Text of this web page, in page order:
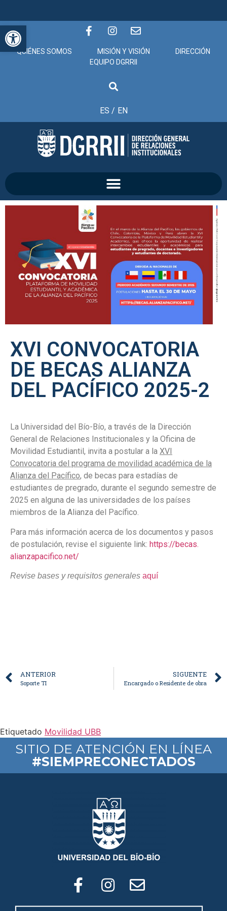
Abrir barra de herramientas
QUIÉNES SOMOS MISIÓN Y VISIÓN
DIRECCIÓN
EQUIPO DGRRII
ES / EN
XVI CONVOCATORIA
DE BECAS ALIANZA
DEL PACÍFICO 2025-2
La Universidad del Bío-Bío, a través de la Dirección
General de Relaciones Institucionales y la Oficina de
Movilidad Estudiantil, invita a postular a la XVI
Convocatoria del programa de movilidad académica de la
Alianza del Pacífico, de becas para estadías de
estudiantes de pregrado, durante el segundo semestre de
2025 en alguna de las universidades de los países
miembros de la Alianza del Pacífico.
Para más información acerca de los documentos y pasos
de postulación, revise el siguiente link: https://becas.
alianzapacifico.net/
Revise bases y requisitos generales aquí
ANTERIOR
Soporte TI
SIGUENTE
Encargado o Residente de obra
Etiquetado Movilidad UBB
SITIO DE ATENCIÓN EN LÍNEA
#SIEMPRECONECTADOS